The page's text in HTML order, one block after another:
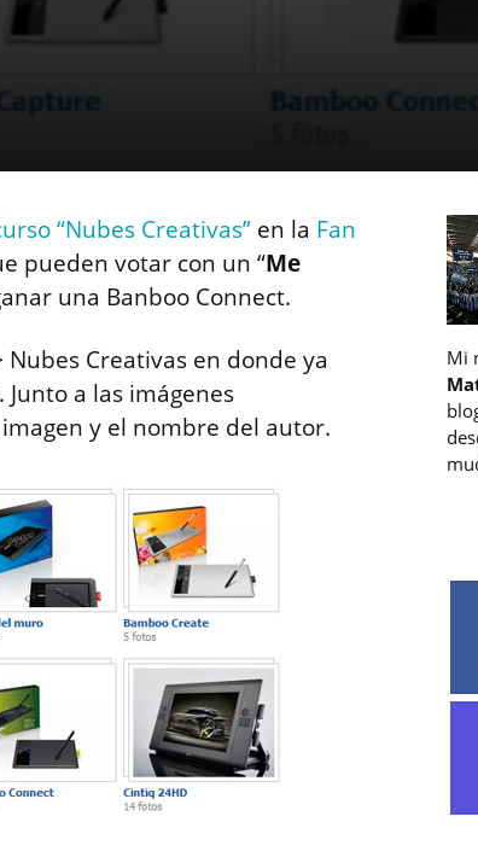
“Nubes Creativas” en la Fan
pueden votar con un “Me
una Banboo Connect.
Creativas en donde ya
a las imágenes
y el nombre del autor.
Mi